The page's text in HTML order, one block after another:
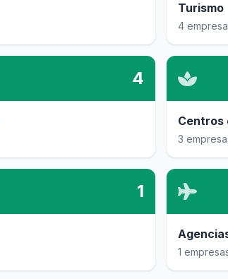
Turismo
4
4
Centros
3
1
1